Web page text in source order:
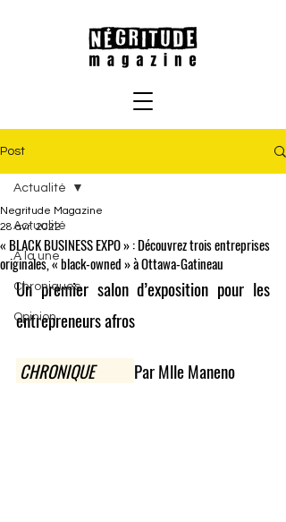
Post
Actualité
À la une
Chroniques
Opinion
Actualité
« BLACK BUSINESS EXPO » : Découvrez trois entreprises
originales, « black-owned » à Ottawa-Gatineau
Negritude Magazine
28 avr. 2022
Un premier salon d’exposition pour les
entrepreneurs afros
CHRONIQUE Par Mlle Maneno